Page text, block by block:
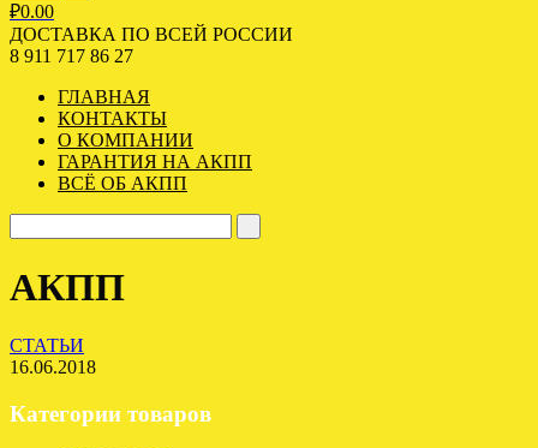
₽0.00
ДОСТАВКА ПО ВСЕЙ РОССИИ
8 911 717 86 27
ГЛАВНАЯ
КОНТАКТЫ
О КОМПАНИИ
ГАРАНТИЯ НА АКПП
ВСЁ ОБ АКПП
АКПП
СТАТЬИ
16.06.2018
Категории товаров